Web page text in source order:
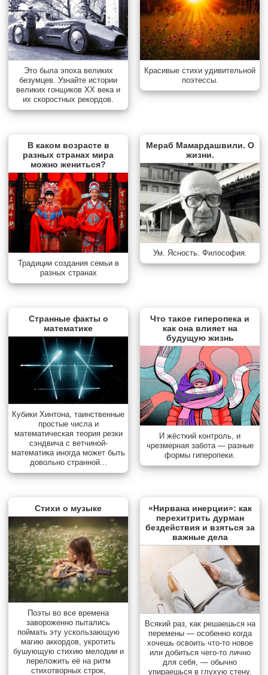
Это была эпоха великих
безумцев. Узнайте истории
великих гонщиков XX века и
их скоростных рекордов.
Красивые стихи удивительной
поэтессы.
В каком возрасте в
разных странах мира
можно жениться?
Традиции создания семьи в
разных странах
Мераб Мамардашвили. О
жизни.
Ум. Ясность. Философия.
Странные факты о
математике
Кубики Хинтона, таинственные
простые числа и
математическая теория резки
сэндвича с ветчиной-
математика иногда может быть
довольно странной...
Что такое гиперопека и
как она влияет на
будущую жизнь
И жёсткий контроль, и
чрезмерная забота — разные
формы гиперопеки.
Стихи о музыке
Поэты во все времена
завороженно пытались
поймать эту ускользающую
магию аккордов, укротить
бушующую стихию мелодии и
переложить её на ритм
стихотворных строк,
«Нирвана инерции»: как
перехитрить дурман
бездействия и взяться за
важные дела
Всякий раз, как решаешься на
перемены — особенно когда
хочешь освоить что-то новое
или добиться чего-то лично
для себя, — обычно
упираешься в глухую стену.